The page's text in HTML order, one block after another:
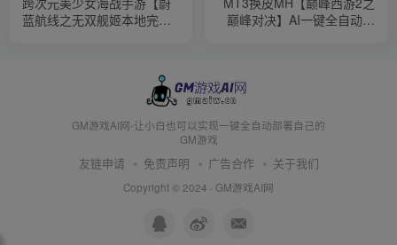
蓝航线之无双舰姬本地完整
验证+管理后台+GM授权后
台+安卓苹果双端+详细搭建
巅峰对决】AI一键全自动搭
GM游戏AI网-让小白也可以实现一键全自动部署自己的
GM游戏
友链申请 免责声明 广告合作 关于我们
Copyright © 2024 · GM游戏AI网